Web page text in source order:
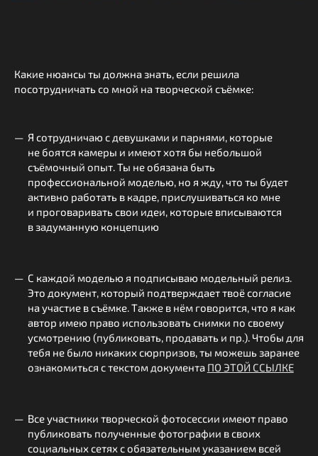
Какие нюансы ты должна знать, если решила
посотрудничать со мной на творческой съёмке:
Я сотрудничаю с девушками и парнями, которые
не боятся камеры и имеют хотя бы небольшой
съёмочный опыт. Ты не обязана быть
профессиональной моделью, но я жду, что ты будет
активно работать в кадре, прислушиваться ко мне
и проговаривать свои идеи, которые вписываются
в задуманную концепцию
С каждой моделью я подписываю модельный релиз.
Это документ, который подтверждает твоё согласие
на участие в съёмке. Также в нём говорится, что я как
автор имею право использовать снимки по своему
усмотрению (публиковать, продавать и пр.). Чтобы для
тебя не было никаких сюрпризов, ты можешь заранее
ознакомиться с текстом документа ПО ЭТОЙ ССЫЛКЕ
Все участники творческой фотосессии имеют право
публиковать полученные фотографии в своих
социальных сетях с обязательным указанием всей